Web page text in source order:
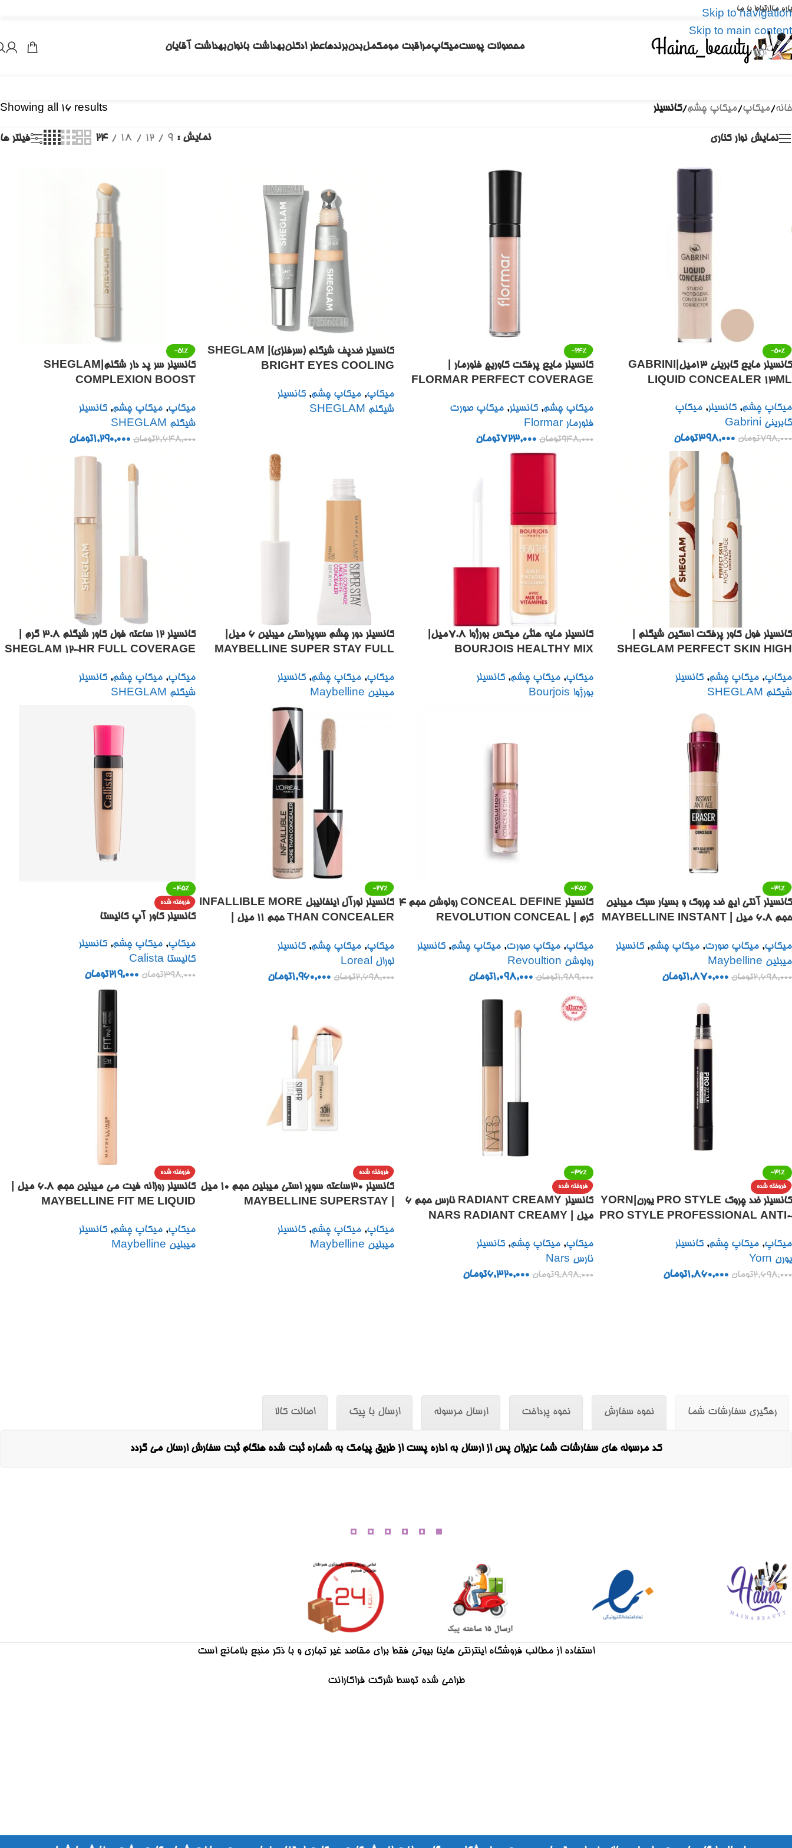
Skip to navigation
Skip to main content
ماارتباط با ما
محصولات پوستمیکاپمراقبت مومکملبدنبرندهاعطر ادکلنبهداشت بانوانبهداشت آقایان
خانه/میکاپ/میکاپ چشم/کانسیلر Showing all 16 results
نمایش نوار کناری نمایش 9
12
18
24 فیلتر ها
-50%
کانسیلر مایع گابرینی ۱۳میل|GABRINI
LIQUID CONCEALER 13ML
میکاپ چشم, کانسیلر, میکاپ
گابرینی Gabrini
798,000تومان 398,000تومان
-24%
کانسیلر مایع پرفکت کاوریج فلورمار |
FLORMAR PERFECT COVERAGE
میکاپ چشم, کانسیلر, میکاپ صورت
فلورمار Flormar
948,000تومان 723,000تومان
کانسیلر ضدپف شیگلم (سرفلزی)| SHEGLAM
BRIGHT EYES COOLING
میکاپ, میکاپ چشم, کانسیلر
شیگلم SHEGLAM
-51%
کانسیلر سر پد دار شگلم|SHEGLAM
COMPLEXION BOOST
میکاپ, میکاپ چشم, کانسیلر
شیگلم SHEGLAM
2,648,000تومان 1,290,000تومان
کانسیلر فول کاور پرفکت اسکین شیگلم |
SHEGLAM PERFECT SKIN HIGH
میکاپ, میکاپ چشم, کانسیلر
شیگلم SHEGLAM
کانسیلر مایه هلثی میکس بورژوا 7.8میل|
BOURJOIS HEALTHY MIX
میکاپ, میکاپ چشم, کانسیلر
بورژوا Bourjois
کانسیلر دور چشم سوپراستی میبلین 6 میل|
MAYBELLINE SUPER STAY FULL
UNDER EYE CONCEALER 6ML
میکاپ, میکاپ چشم, کانسیلر
میبلین Maybelline
کانسیلر 12 ساعته فول کاور شیگلم ۳.۸ گرم |
SHEGLAM 12-HR FULL COVERAGE
میکاپ, میکاپ چشم, کانسیلر
شیگلم SHEGLAM
-31%
کانسیلر آنتی ایج ضد چروک و بسیار سبک میبلین
حجم ۶.۸ میل | MAYBELLINE INSTANT
میکاپ, میکاپ صورت, میکاپ چشم, کانسیلر
میبلین Maybelline
2,698,000تومان 1,870,000تومان
-45%
کانسیلر CONCEAL DEFINE رولوشن حجم ۴
گرم | REVOLUTION CONCEAL
میکاپ, میکاپ صورت, میکاپ چشم, کانسیلر
رولوشن Revoultion
1,989,000تومان 1,098,000تومان
-27%
کانسیلر لورآل اینفالیبل INFALLIBLE MORE
THAN CONCEALER حجم ۱۱ میل |
UP TO 24H FULL COVERAGE 11 ML
میکاپ, میکاپ چشم, کانسیلر
لورال Loreal
2,698,000تومان 1,960,000تومان
-45%
فروخته شده
کانسیلر کاور آپ کالیستا
میکاپ, میکاپ چشم, کانسیلر
کالیستا Calista
398,000تومان 219,000تومان
-31%
فروخته شده
کانسیلر ضد چروک PRO STYLE یورن|YORN
PRO STYLE PROFESSIONAL ANTI-
میکاپ, میکاپ چشم, کانسیلر
یورن Yorn
2,698,000تومان 1,860,000تومان
-36%
فروخته شده
کانسیلر RADIANT CREAMY نارس حجم ۶
میل | NARS RADIANT CREAMY
میکاپ, میکاپ چشم, کانسیلر
نارس Nars
9,898,000تومان 6,320,000تومان
فروخته شده
کانسیلر 30ساعته سوپر استی میبلین حجم ۱۰ میل
| MAYBELLINE SUPERSTAY
UP TO 30HR WEAR
میکاپ, میکاپ چشم, کانسیلر
میبلین Maybelline
فروخته شده
کانسیلر روزانه فیت می میبلین حجم ۶.۸ میل |
MAYBELLINE FIT ME LIQUID
میکاپ, میکاپ چشم, کانسیلر
میبلین Maybelline
رهگیری سفارشات شما نحوه سفارش نحوه پرداخت ارسال مرسوله ارسال با پیک اصالت کالا
کد مرسوله های سفارشات شما عزیزان پس از ارسال به اداره پست از طریق پیامک به شماره ثبت شده هنگام ثبت سفارش ارسال می گردد
استفاده از مطالب فروشگاه اینترنتی هاینا بیوتی فقط برای مقاصد غیر تجاری و با ذکر منبع بلامانع است
طراحی شده توسط شرکت فراکارانت